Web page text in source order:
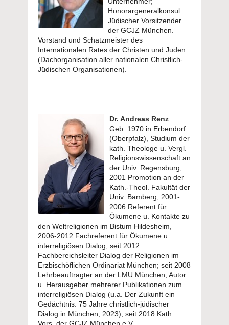
Honorargeneralkonsul.
Jüdischer Vorsitzender
der GCJZ München.
Vorstand und Schatzmeister des
Internationalen Rates der Christen und Juden
(Dachorganisation aller nationalen Christlich-
Jüdischen Organisationen).
Dr. Andreas Renz
Geb. 1970 in Erbendorf
(Oberpfalz), Studium der
kath. Theologe u. Vergl.
Religionswissenschaft an
der Univ. Regensburg,
2001 Promotion an der
Kath.-Theol. Fakultät der
Univ. Bamberg, 2001-
2006 Referent für
Ökumene u. Kontakte zu
den Weltreligionen im Bistum Hildesheim,
2006-2012 Fachreferent für Ökumene u.
interreligiösen Dialog, seit 2012
Fachbereichsleiter Dialog der Religionen im
Erzbischöflichen Ordinariat München; seit 2008
Lehrbeauftragter an der LMU München; Autor
u. Herausgeber mehrerer Publikationen zum
interreligiösen Dialog (u.a. Der Zukunft ein
Gedächtnis. 75 Jahre christlich-jüdischer
Dialog in München, 2023); seit 2018 Kath.